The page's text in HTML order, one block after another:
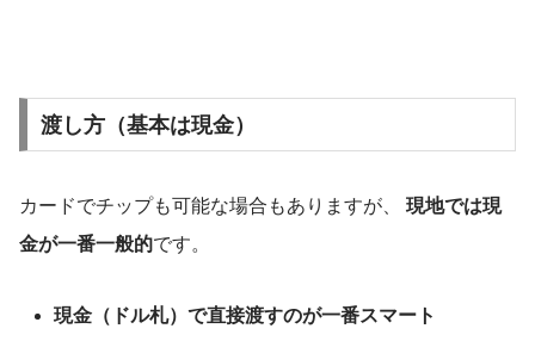
渡し方（基本は現金）
カードでチップも可能な場合もありますが、 現地では現
金が一番一般的です。
現金（ドル札）で直接渡すのが一番スマート